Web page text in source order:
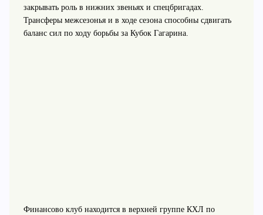
закрывать роль в нижних звеньях и спецбригадах.
Трансферы межсезонья и в ходе сезона способны сдвигать
баланс сил по ходу борьбы за Кубок Гагарина.
Финансово клуб находится в верхней группе КХЛ по